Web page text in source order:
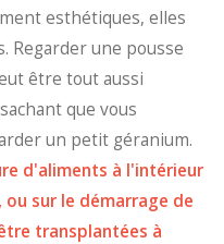
esthétiques, elles
Regarder une pousse
être tout aussi
que vous
un petit géranium.
d'aliments à l'intérieur
sur le démarrage de
transplantées à